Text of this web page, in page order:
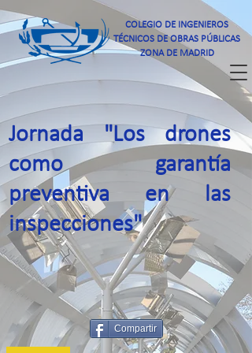
COLEGIO DE INGENIEROS
TÉCNICOS DE OBRAS PÚBLICAS
ZONA DE MADRID
Jornada "Los drones
como garantía
preventiva en las
inspecciones"
Compartir